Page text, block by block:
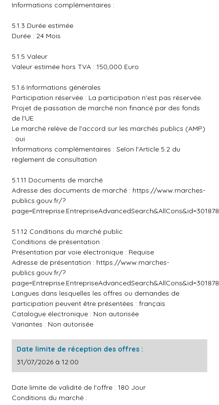
Informations complémentaires :
5.1.3 Durée estimée
Durée : 24 Mois
5.1.5 Valeur
Valeur estimée hors TVA : 150,000 Euro
5.1.6 Informations générales
Participation réservée : La participation n'est pas réservée.
Projet de passation de marché non financé par des fonds
de l'UE
Le marché relève de l'accord sur les marchés publics (AMP)
: oui
Informations complémentaires : Selon l'Article 5.2 du
règlement de consultation
5.1.11 Documents de marché
Adresse des documents de marché : https://www.marches-
publics.gouv.fr/?
5.1.12 Conditions du marché public
Conditions de présentation :
Présentation par voie électronique : Requise
Adresse de présentation : https://www.marches-
publics.gouv.fr/?
Langues dans lesquelles les offres ou demandes de
participation peuvent être présentées : français
Catalogue électronique : Non autorisée
Variantes : Non autorisée
Date limite de réception des offres :
31/07/2026 à 12:00
Date limite de validité de l'offre : 180 Jour
Conditions du marché :